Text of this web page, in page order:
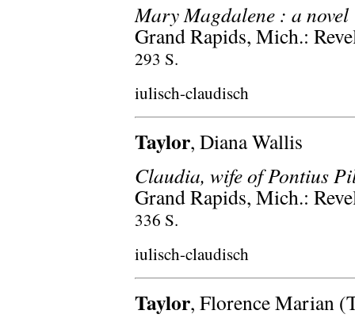
Mary Magdalene : a novel
Grand Rapids, Mich.:
293 S.
iulisch-claudisch
Taylor, Diana Wallis
Claudia, wife of Pontius
Grand Rapids, Mich.:
336 S.
iulisch-claudisch
Taylor, Florence Marian